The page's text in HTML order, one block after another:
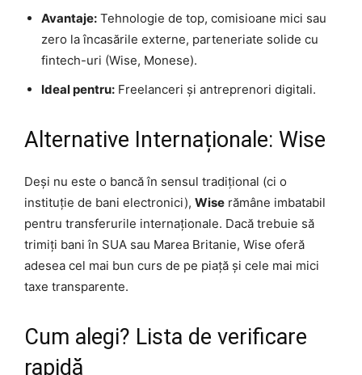
Avantaje: Tehnologie de top, comisioane mici sau
zero la încasările externe, parteneriate solide cu
fintech-uri (Wise, Monese).
Ideal pentru: Freelanceri și antreprenori digitali.
Alternative Internaționale: Wise
Deși nu este o bancă în sensul tradițional (ci o
instituție de bani electronici), Wise rămâne imbatabil
pentru transferurile internaționale. Dacă trebuie să
trimiți bani în SUA sau Marea Britanie, Wise oferă
adesea cel mai bun curs de pe piață și cele mai mici
taxe transparente.
Cum alegi? Lista de verificare
rapidă